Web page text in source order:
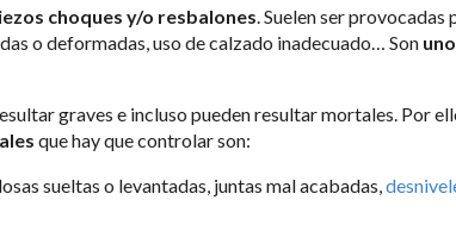
choques y/o resbalones. Suelen ser provocadas
o deformadas, uso de calzado inadecuado… Son
graves e incluso pueden resultar mortales. Por
que hay que controlar son:
sueltas o levantadas, juntas mal acabadas,